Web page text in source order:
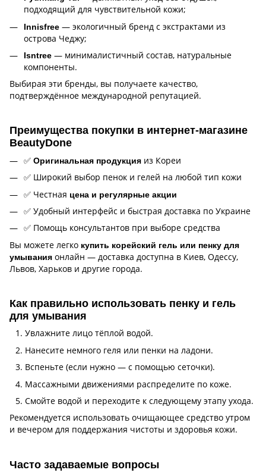
подходящий для чувствительной кожи;
Innisfree — экологичный бренд с экстрактами из
острова Чеджу;
Isntree — минималистичный состав, натуральные
компоненты.
Выбирая эти бренды, вы получаете качество,
подтверждённое международной репутацией.
Преимущества покупки в интернет-магазине
BeautyDone
✅ Оригинальная продукция из Кореи
✅ Широкий выбор пенок и гелей на любой тип кожи
✅ Честная цена и регулярные акции
✅ Удобный интерфейс и быстрая доставка по Украине
✅ Помощь консультантов при выборе средства
Вы можете легко купить корейский гель или пенку для
умывания онлайн — доставка доступна в Киев, Одессу,
Львов, Харьков и другие города.
Как правильно использовать пенку и гель
для умывания
Увлажните лицо тёплой водой.
Нанесите немного геля или пенки на ладони.
Вспеньте (если нужно — с помощью сеточки).
Массажными движениями распределите по коже.
Смойте водой и переходите к следующему этапу ухода.
Рекомендуется использовать очищающее средство утром
и вечером для поддержания чистоты и здоровья кожи.
Часто задаваемые вопросы